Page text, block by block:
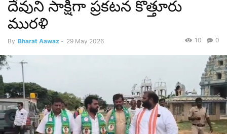
దేవుని సాక్షిగా ప్రకటన కొత్తూరు
మురళి
By Bharat Aawaz - 29 May 2026 0
10